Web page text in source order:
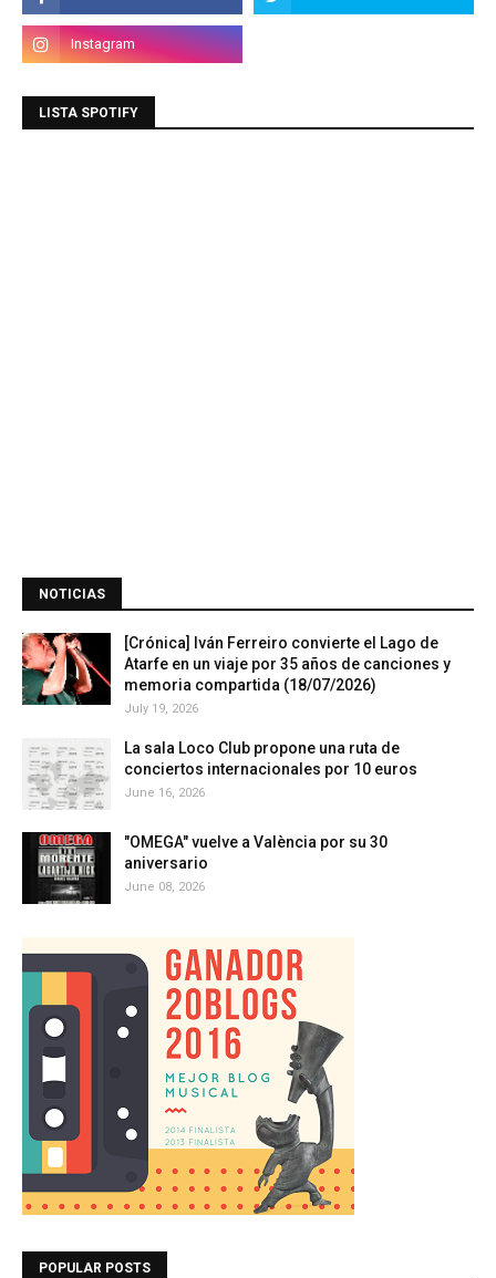
LISTA SPOTIFY
NOTICIAS
[Crónica] Iván Ferreiro convierte el Lago de
Atarfe en un viaje por 35 años de canciones y
memoria compartida (18/07/2026)
July 19, 2026
La sala Loco Club propone una ruta de
conciertos internacionales por 10 euros
June 16, 2026
"OMEGA" vuelve a València por su 30
aniversario
June 08, 2026
POPULAR POSTS